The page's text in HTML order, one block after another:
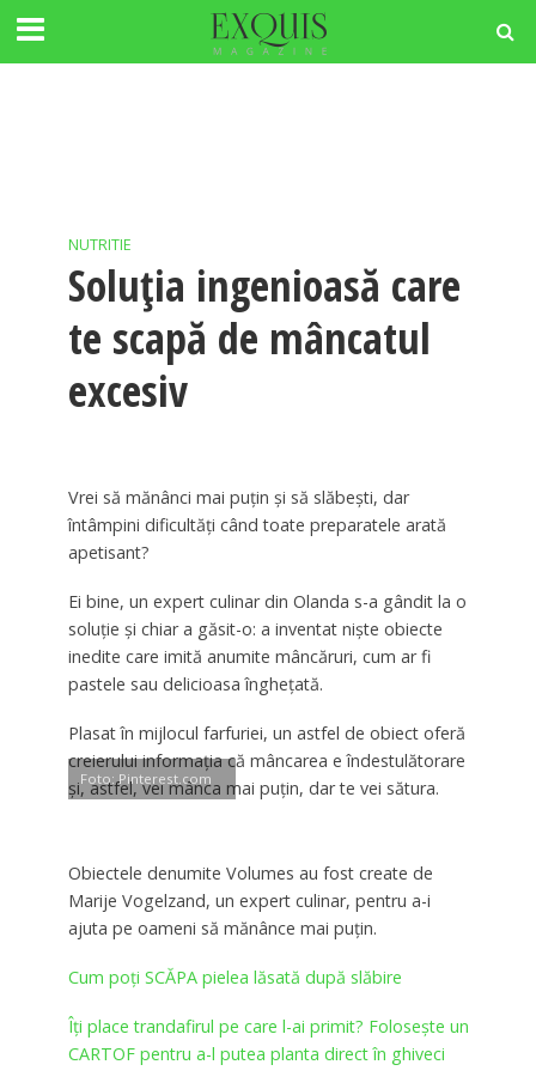
NUTRITIE
Soluţia ingenioasă care
te scapă de mâncatul
excesiv
Vrei să mănânci mai puţin şi să slăbeşti, dar
întâmpini dificultăţi când toate preparatele arată
apetisant?
Ei bine, un expert culinar din Olanda s-a gândit la o
soluţie şi chiar a găsit-o: a inventat nişte obiecte
inedite care imită anumite mâncăruri, cum ar fi
pastele sau delicioasa îngheţată.
Plasat în mijlocul farfuriei, un astfel de obiect oferă
creierului informaţia că mâncarea e îndestulătorare
şi, astfel, vei mânca mai puţin, dar te vei sătura.
Foto: Pinterest.com
Obiectele denumite Volumes au fost create de
Marije Vogelzand, un expert culinar, pentru a-i
ajuta pe oameni să mănânce mai puţin.
Cum poți SCĂPA pielea lăsată după slăbire
Îți place trandafirul pe care l-ai primit? Folosește un
CARTOF pentru a-l putea planta direct în ghiveci